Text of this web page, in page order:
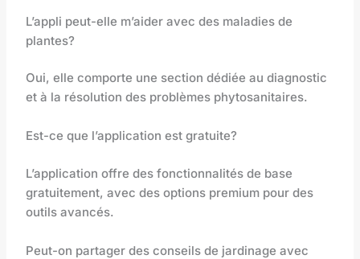
L’appli peut-elle m’aider avec des maladies de
plantes?
Oui, elle comporte une section dédiée au diagnostic
et à la résolution des problèmes phytosanitaires.
Est-ce que l’application est gratuite?
L’application offre des fonctionnalités de base
gratuitement, avec des options premium pour des
outils avancés.
Peut-on partager des conseils de jardinage avec